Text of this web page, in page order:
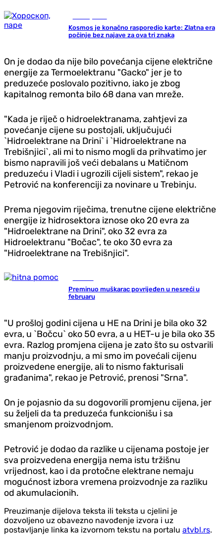
Kosmos je konačno rasporedio karte: Zlatna era
počinje bez najave za ova tri znaka
On je dodao da nije bilo povećanja cijene električne
energije za Termoelektranu "Gacko" jer je to
preduzeće poslovalo pozitivno, iako je zbog
kapitalnog remonta bilo 68 dana van mreže.
"Kada je riječ o hidroelektranama, zahtjevi za
povećanje cijene su postojali, uključujući
`Hidroelektrane na Drini` i `Hidroelektrane na
Trebišnjici`, ali mi to nismo mogli da prihvatimo jer
bismo napravili još veći debalans u Matičnom
preduzeću i Vladi i ugrozili cijeli sistem", rekao je
Petrović na konferenciji za novinare u Trebinju.
Prema njegovim riječima, trenutne cijene električne
energije iz hidrosektora iznose oko 20 evra za
"Hidroelektrane na Drini", oko 32 evra za
Hidroelektranu "Bočac", te oko 30 evra za
"Hidroelektrane na Trebišnjici".
Preminuo muškarac povrijeđen u nesreći u
februaru
"U prošloj godini cijena u HE na Drini je bila oko 32
evra, u `Bočcu` oko 50 evra, a u HET-u je bila oko 35
evra. Razlog promjena cijena je zato što su ostvarili
manju proizvodnju, a mi smo im povećali cijenu
proizvedene energije, ali to nismo fakturisali
građanima", rekao je Petrović, prenosi "Srna".
On je pojasnio da su dogovorili promjenu cijena, jer
su željeli da ta preduzeća funkcionišu i sa
smanjenom proizvodnjom.
Petrović je dodao da razlike u cijenama postoje jer
sva proizvedena energija nema istu tržišnu
vrijednost, kao i da protočne elektrane nemaju
mogućnost izbora vremena proizvodnje za razliku
od akumulacionih.
Preuzimanje dijelova teksta ili teksta u cjelini je
dozvoljeno uz obavezno navođenje izvora i uz
postavljanje linka ka izvornom tekstu na portalu atvbl.rs.